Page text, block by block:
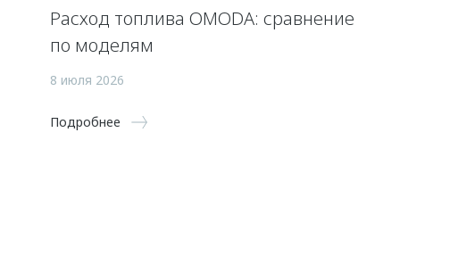
Расход топлива OMODA: сравнение
по моделям
8 июля 2026
Подробнее